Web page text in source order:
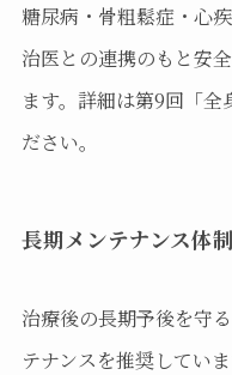
糖尿病・骨粗鬆症・心
治医との連携のもと安
ます。詳細は第9回「全
ださい。
長期メンテナンス体制
治療後の長期予後を守
テナンスを推奨してい